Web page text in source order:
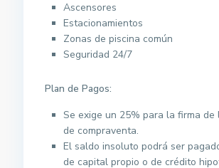
Ascensores
Estacionamientos
Zonas de piscina común
Seguridad 24/7
Plan de Pagos:
Se exige un 25% para la firma de
de compraventa.
El saldo insoluto podrá ser
de capital propio o de crédito